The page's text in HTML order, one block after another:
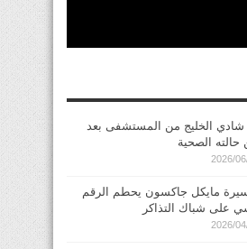
الخليج من المستشفى بعد
الصحية
2026/
مايكل جاكسون يحطم الرقم
على شباك التذاكر
2026/